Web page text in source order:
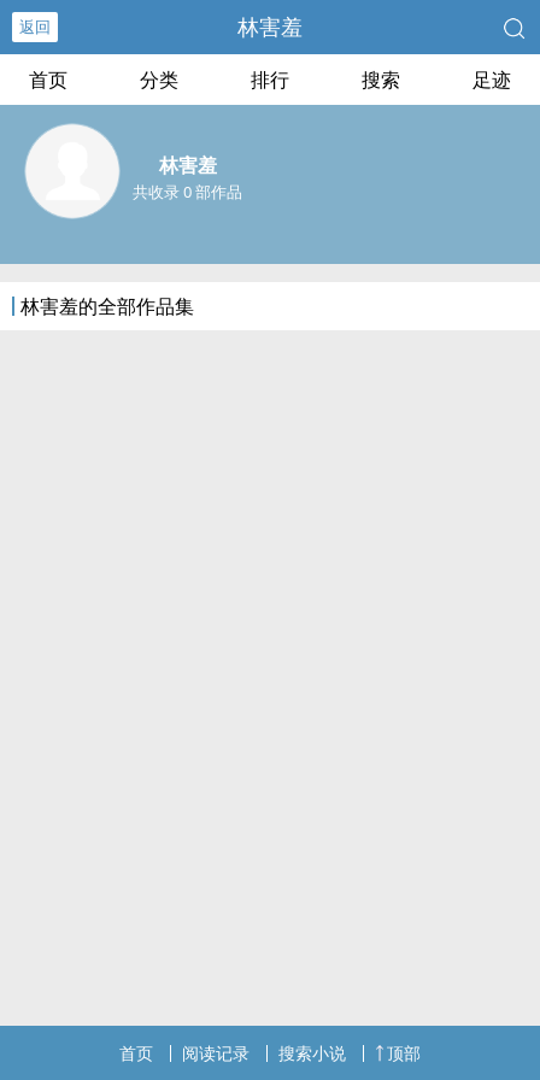
返回 林害羞
首页 分类 排行 搜索 足迹
林害羞
共收录 0 部作品
林害羞的全部作品集
首页 阅读记录 搜索小说 顶部